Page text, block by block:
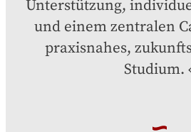
Unterstützung,
und einem zentralen
praxisnahes,
Studium.